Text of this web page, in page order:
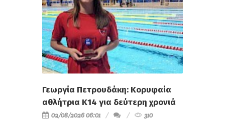
Γεωργία Πετρουδάκη: Κορυφαία
αθλήτρια Κ14 για δεύτερη χρονιά
02/08/2026 06:01 310